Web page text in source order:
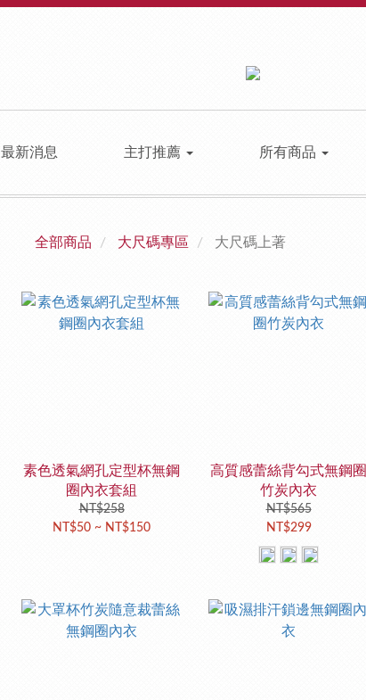
最新消息 主打推薦 所有商品
全部商品 大尺碼專區 大尺碼上著
素色透氣網孔定型杯無鋼
圈內衣套組
NT$258
NT$50 ~ NT$150
高質感蕾絲背勾式無鋼圈
竹炭內衣
NT$565
NT$299